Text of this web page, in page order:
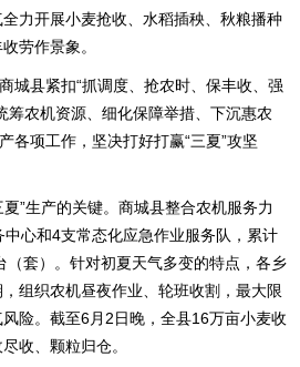
力开展小麦抢收、水稻插秧、秋粮播种
劳作景象。
城县紧扣“抓调度、抢农时、保丰收、强
筹农机资源、细化保障举措、下沉惠农
各项工作，坚决打好打赢“三夏”攻坚
”生产的关键。商城县整合农机服务力
心和4支常态化应急作业服务队，累计
套）。针对初夏天气多变的特点，各乡
组织农机昼夜作业、轮班收割，最大限
险。截至6月2日晚，全县16万亩小麦收
收、颗粒归仓。